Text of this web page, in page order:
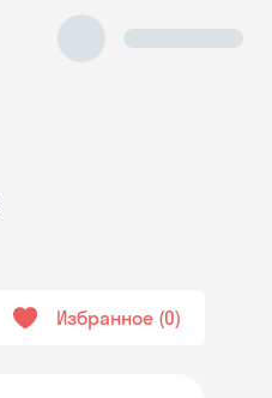
Избранное 0